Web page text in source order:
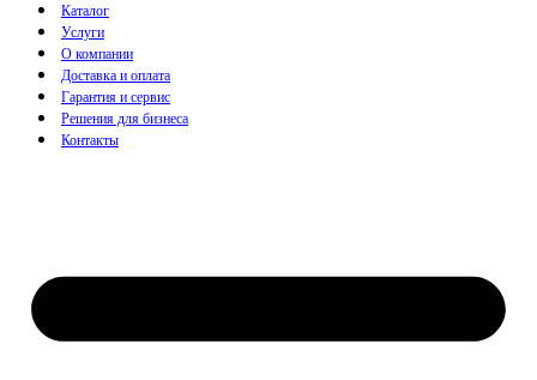
Каталог
Услуги
О компании
Доставка и оплата
Гарантия и сервис
Решения для бизнеса
Контакты